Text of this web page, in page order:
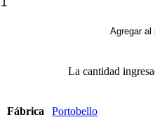
Agregar al
La cantidad
Fábrica Portobello